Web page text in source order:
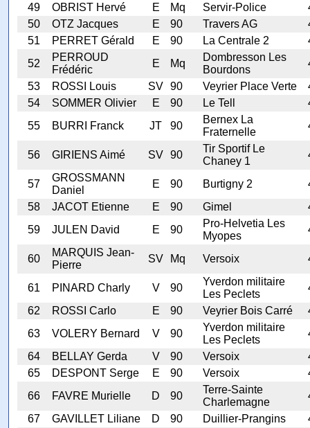
49
OBRIST Hervé E Mq Servir-Police
50
OTZ Jacques E 90 Travers AG
51
PERRET Gérald E 90 La Centrale 2
52
PERROUD
Frédéric
E Mq
Dombresson Les
Bourdons
53
ROSSI Louis SV 90 Veyrier Place Verte
54
SOMMER Olivier E 90 Le Tell
55
BURRI Franck JT 90
Bernex La
Fraternelle
56 GIRIENS Aimé SV 90
Tir Sportif Le
Chaney 1
57
GROSSMANN
Daniel
E 90 Burtigny 2
58
JACOT Etienne E 90 Gimel
59
JULEN David E 90
Pro-Helvetia Les
Myopes
60
MARQUIS Jean-
Pierre
SV Mq Versoix
61 PINARD Charly V 90
Yverdon militaire
Les Peclets
62
ROSSI Carlo E 90 Veyrier Bois Carré
63
VOLERY Bernard V 90
Yverdon militaire
Les Peclets
64
BELLAY Gerda V 90 Versoix
65
DESPONT Serge E 90 Versoix
66
FAVRE Murielle D 90
Terre-Sainte
Charlemagne
67
GAVILLET Liliane D 90 Duillier-Prangins